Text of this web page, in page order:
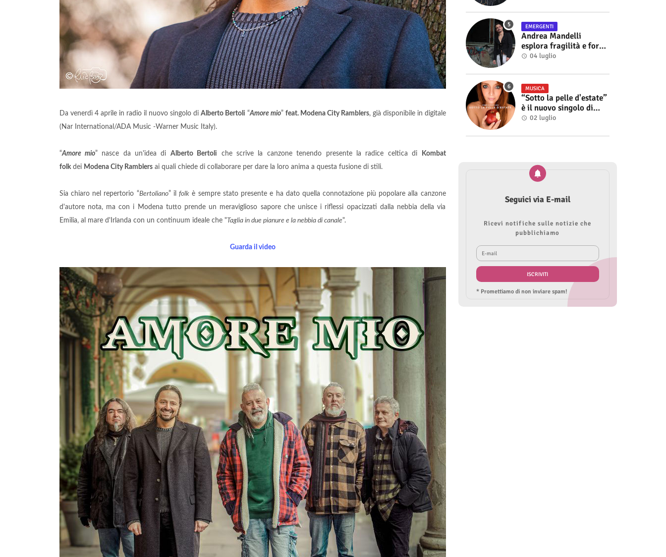
Da venerdì 4 aprile in radio il nuovo singolo di Alberto Bertoli “Amore mio” feat. Modena City Ramblers, già disponibile in digitale
(Nar International/ADA Music -Warner Music Italy).
“Amore mio” nasce da un'idea di Alberto Bertoli che scrive la canzone tenendo presente la radice celtica di
Kombat
folkdei Modena City Ramblersai quali chiede di collaborare per dare la loro anima a questa fusione di stili.
Sia chiaro nel repertorio “Bertoliano” ilfolk è sempre stato presente e ha dato quella connotazione più popolare alla canzone
d'autore nota, ma con i Modena tutto prende un meraviglioso sapore che unisce i riflessi opacizzati dalla nebbia della via
Emilia, al mare d'Irlanda con un continuum ideale che "Taglia in due pianure e la nebbia di canale".
Guarda il video
Alberto Salerno
EMERGENTI
Andrea Mandelli
esplora fragilità e forza
nel videoclip di “Sofia”
04 luglio
MUSICA
“Sotto la pelle d'estate”
è il nuovo singolo di
Roberta Modìgliani
02 luglio
Seguici via E-mail
Ricevi notifiche sulle notizie che
pubblichiamo
* Promettiamo di non inviare spam!